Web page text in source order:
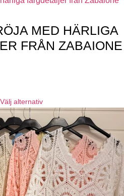
MED HÄRLIGA
FRÅN ZABAIONE
Välj alternativ